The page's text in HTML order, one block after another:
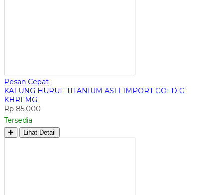
Pesan Cepat
KALUNG HURUF TITANIUM ASLI IMPORT GOLD G
KHRFMG
Rp 85.000
Tersedia
✚ Lihat Detail